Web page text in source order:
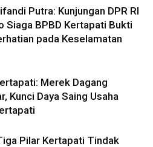
Putra: Kunjungan DPR RI
Siaga BPBD Kertapati Bukti
pada Keselamatan
Merek Dagang
Kunci Daya Saing Usaha
Pilar Kertapati Tindak